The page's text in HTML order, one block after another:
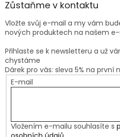
Zůstaňme v kontaktu
Vložte svůj e-mail a my vám
nových produktech na našem e-
Přihlaste se k newsletteru a už
chystáme
Dárek pro vás: sleva 5% na první
E-mail
Vložením e-mailu souhlasíte s